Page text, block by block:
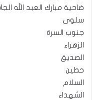
ضاحية مبارك العبد الله
سلوى
جنوب السرة
الزهراء
الصديق
حطين
السلام
الشهداء